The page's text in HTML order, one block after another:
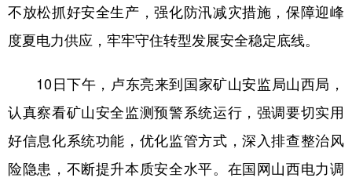
文化产业
地方频道
北京 天津 河北 山西
辽宁 吉林 上海 江苏
不放松抓好安全生产，强化防汛减灾措施，保障迎峰
度夏电力供应，牢牢守住转型发展安全稳定底线。
10日下午，卢东亮来到国家矿山安监局山西局，
认真察看矿山安全监测预警系统运行，强调要切实用
好信息化系统功能，优化监管方式，深入排查整治风
险隐患，不断提升本质安全水平。在国网山西电力调